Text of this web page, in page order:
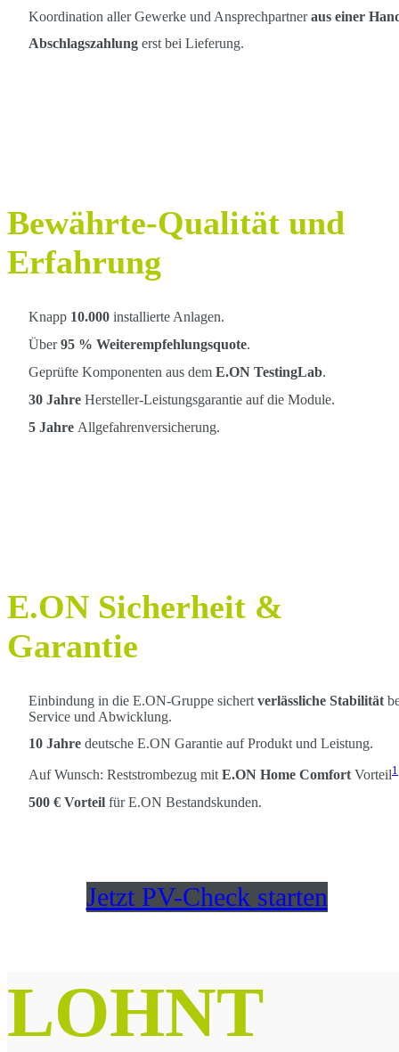
Koordination aller Gewerke und Ansprechpartneraus einer
Abschlagszahlung erst bei Lieferung.
Bewährte-Qualität und
Erfahrung
Knapp 10.000 installierte Anlagen.
Über95 % Weiterempfehlungsquote.
Geprüfte Komponenten aus dem E.ON TestingLab.
30 Jahre Hersteller-Leistungsgarantie auf die Module.
5 Jahre Allgefahrenversicherung.
E.ON Sicherheit &
Garantie
Einbindung in die E.ON-Gruppe sichert verlässliche Stabilität
Service und Abwicklung.
10 Jahre deutsche E.ON Garantie auf Produkt und Leistung.
Auf Wunsch: Reststrombezug mitE.ON Home ComfortVorteil1
500 € Vorteil für E.ON Bestandskunden.
Jetzt PV-Check starten
LOHNT